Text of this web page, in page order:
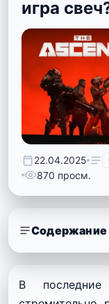
игра
22.04.2025
870 просм.
Содержание
В